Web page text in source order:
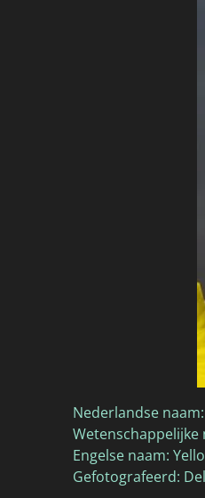
Nederlandse
Wetenschappelijke
Engelse naam:
Gefotografeerd: